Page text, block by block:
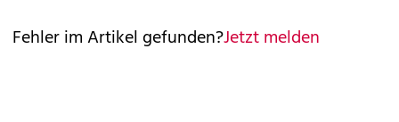
Fehler im Artikel gefunden?Jetzt melden